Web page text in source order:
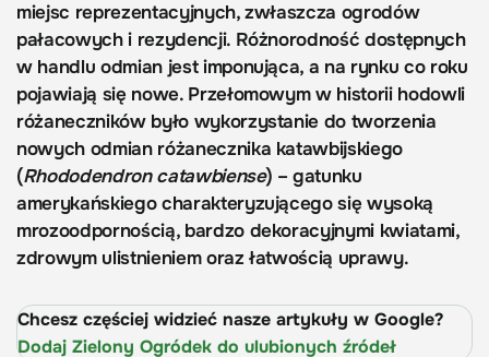
miejsc reprezentacyjnych, zwłaszcza ogrodów
pałacowych i rezydencji. Różnorodność dostępnych
w handlu odmian jest imponująca, a na rynku co roku
pojawiają się nowe. Przełomowym w historii hodowli
różaneczników było wykorzystanie do tworzenia
nowych odmian różanecznika katawbijskiego
(Rhododendron catawbiense) – gatunku
amerykańskiego charakteryzującego się wysoką
mrozoodpornością, bardzo dekoracyjnymi kwiatami,
zdrowym ulistnieniem oraz łatwością uprawy.
Chcesz częściej widzieć nasze artykuły w Google?
Dodaj Zielony Ogródek do ulubionych źródeł